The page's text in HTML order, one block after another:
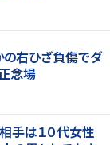
の右ひざ負傷でダ
念場
手は１０代女性